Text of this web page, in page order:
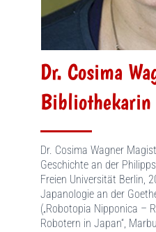
Dr. Cosima
Bibliothekarin
Dr. Cosima Wagner
Geschichte an der
Freien Universität Berlin,
Japanologie an der
(„Robotopia Nipponica –
Robotern in Japan“,